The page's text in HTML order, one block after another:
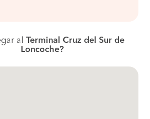
al Terminal Cruz del Sur de
Loncoche?